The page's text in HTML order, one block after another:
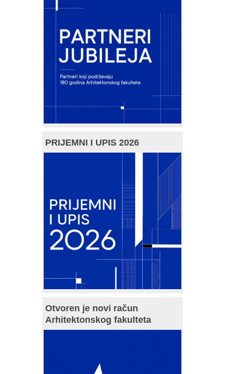
PRIJEMNI I UPIS 2026
Otvoren je novi račun
Arhitektonskog fakulteta